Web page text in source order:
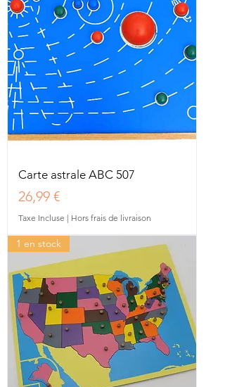
Carte astrale ABC 507
Prix
26,99 €
Taxe Incluse | Hors frais de livraison
1 en stock